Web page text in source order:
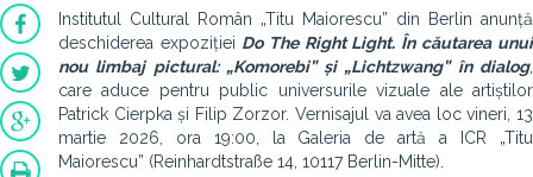
Institutul Cultural Român „Titu Maiorescu” din Berlin anunță
deschiderea expoziției Do The Right Light. În căutarea unui
nou limbaj pictural: „Komorebi” și „Lichtzwang” în dialog,
care aduce pentru public universurile vizuale ale artiștilor
Patrick Cierpka și Filip Zorzor. Vernisajul va avea loc vineri, 13
martie 2026, ora 19:00, la Galeria de artă a ICR „Titu
Maiorescu” (Reinhardtstraße 14, 10117 Berlin-Mitte).